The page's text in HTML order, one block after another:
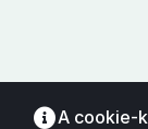
A cookie-